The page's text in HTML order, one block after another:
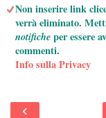
Non inserire link
verrà eliminato.
notificheper essere
commenti.
Info sulla Privacy
‹